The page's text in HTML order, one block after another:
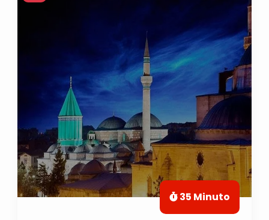
35 Minuto